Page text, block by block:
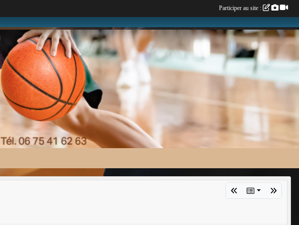
Participer au site :